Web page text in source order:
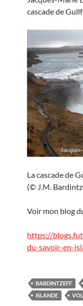
cascade de
La cascade de
(© J.M.
Voir mon blog
https://
du-savoir-en-
BARDINTZEFF
ISLANDE